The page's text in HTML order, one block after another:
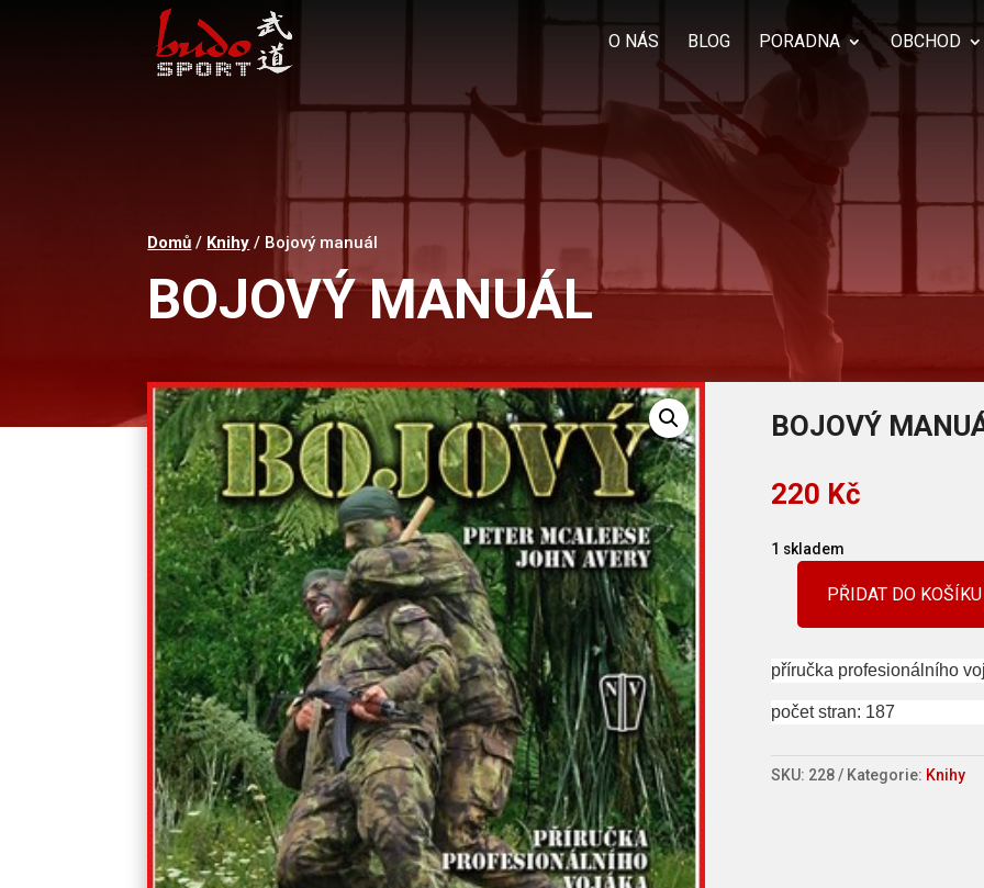
O NÁS BLOG PORADNA OBCHOD
Products
search
Domů / Knihy / Bojový manuál
BOJOVÝ MANUÁL
BOJOVÝ
220 Kč
1 skladem
manuál
PŘIDAT DO KOŠÍKU
příručka profesionálního
počet stran: 187
SKU: 228 Kategorie: Knihy